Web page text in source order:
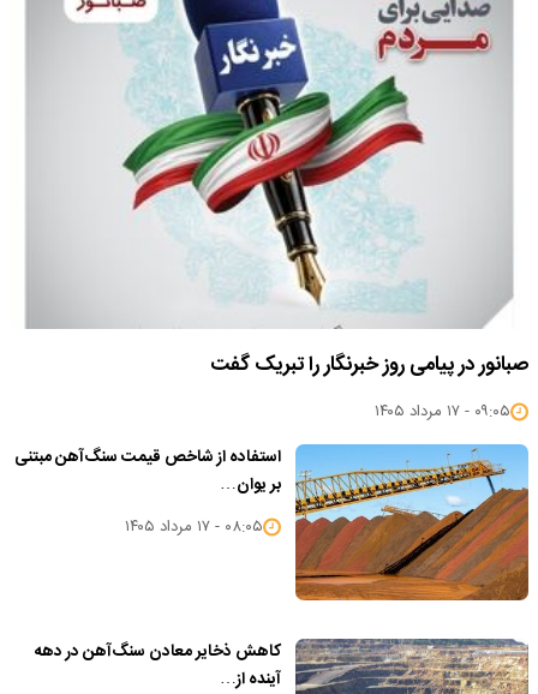
صبانور در پیامی روز خبرنگار را تبریک گفت
۰۹:۰۵ - ۱۷ مرداد ۱۴۰۵
استفاده از شاخص قیمت سنگ‌آهن مبتنی
بر یوان…
۰۸:۰۵ - ۱۷ مرداد ۱۴۰۵
کاهش ذخایر معادن سنگ‌آهن در دهه
آینده از…